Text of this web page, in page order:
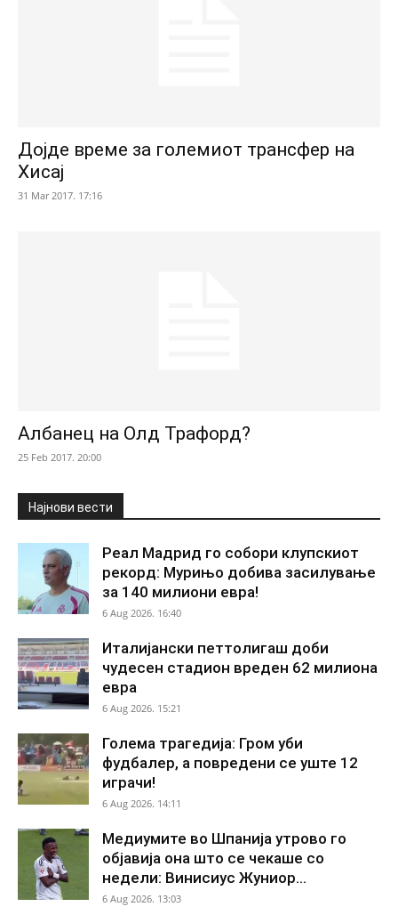
Дојде време за големиот трансфер на
Хисај
31 Mar 2017. 17:16
Албанец на Олд Трафорд?
25 Feb 2017. 20:00
Најнови вести
Реал Мадрид го собори клупскиот
рекорд: Мурињо добива засилување
за 140 милиони евра!
6 Aug 2026. 16:40
Италијански петтолигаш доби
чудесен стадион вреден 62 милиона
евра
6 Aug 2026. 15:21
Голема трагедија: Гром уби
фудбалер, а повредени се уште 12
играчи!
6 Aug 2026. 14:11
Медиумите во Шпанија утрово го
објавија она што се чекаше со
недели: Винисиус Жуниор...
6 Aug 2026. 13:03